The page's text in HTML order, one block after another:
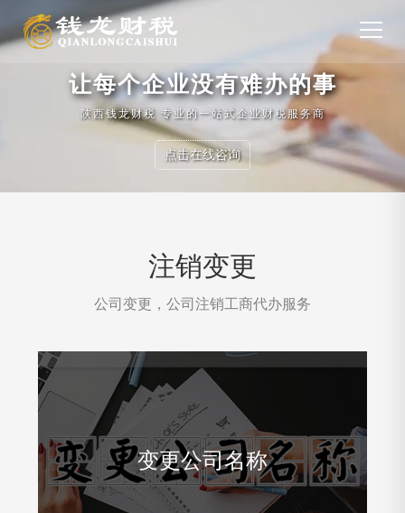
让每个企业没有难办的事
陕西钱龙财税 专业的一站式企业财税服务商
点击在线咨询
注销变更
公司变更，公司注销工商代办服务
变更公司名称